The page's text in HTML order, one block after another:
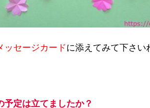
ッセージカードに添えてみて下さい
定は立てましたか？